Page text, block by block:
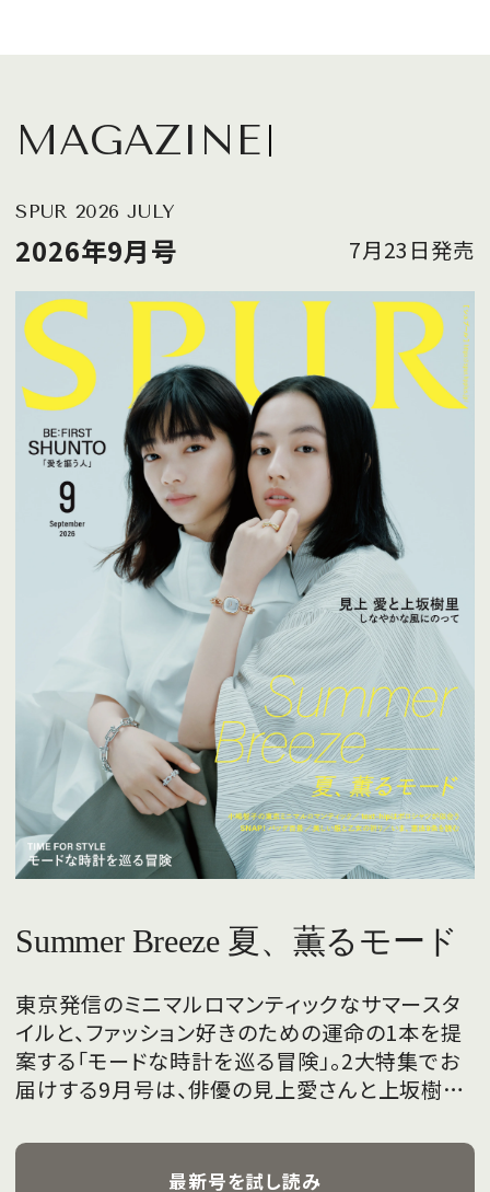
MAGAZINE
SPUR 2026 JULY
2026年9月号 7月23日発売
Summer Breeze 夏、薫るモード
東京発信のミニマルロマンティックなサマースタ
イルと、ファッション好きのための運命の1本を提
案する「モードな時計を巡る冒険」。2大特集でお
届けする9月号は、俳優の見上愛さんと上坂樹里
飾ります。
最新号を試し読み